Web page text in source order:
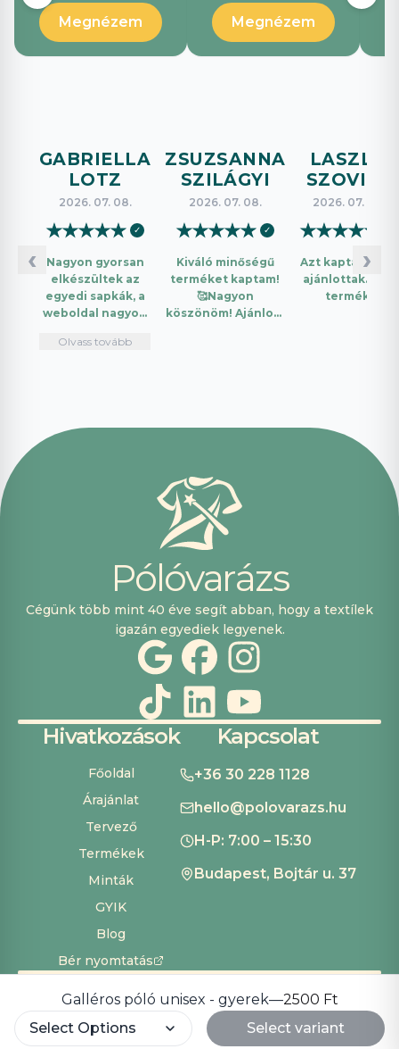
Galléros póló unisex - gyerek—2500 Ft
Select Options
Select variant
Megnézem Megnézem
‹
GABRIELLA
LOTZ
2026. 07. 08.
★★★★★ ✓
Nagyon gyorsan
elkészültek az
egyedi sapkák, a
weboldal nagyon
használni.
fogok innen
Olvass tovább
ZSUZSANNA
SZILÁGYI
2026. 07. 08.
★★★★★ ✓
Kiváló minőségű
terméket kaptam!
🥰Nagyon
köszönöm! Ajánlom
LASZLO
SZOVICS
2026. 07. 08.
★★★★★
Azt kaptam amit
ajánlottak. Jó a
termék.
›
Pólóvarázs
Cégünk több mint 40 éve segít abban, hogy a textílek
igazán egyediek legyenek.
Hivatkozások
Főoldal
Árajánlat
Tervező
Termékek
Minták
GYIK
Blog
Bér nyomtatás
Kapcsolat
+36 30 228 1128
hello@polovarazs.hu
H-P: 7:00 – 15:30
Budapest, Bojtár u. 37
Copyright ©2026
Pólóvarázs
Development by
Cardinal Dev Solutions